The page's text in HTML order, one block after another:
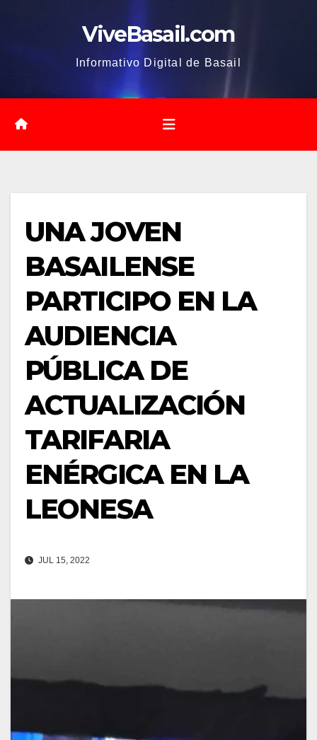
ViveBasail.com
Informativo Digital de Basail
UNA JOVEN
BASAILENSE
PARTICIPO EN LA
AUDIENCIA
PÚBLICA DE
ACTUALIZACIÓN
TARIFARIA
ENÉRGICA EN LA
LEONESA
JUL 15, 2022